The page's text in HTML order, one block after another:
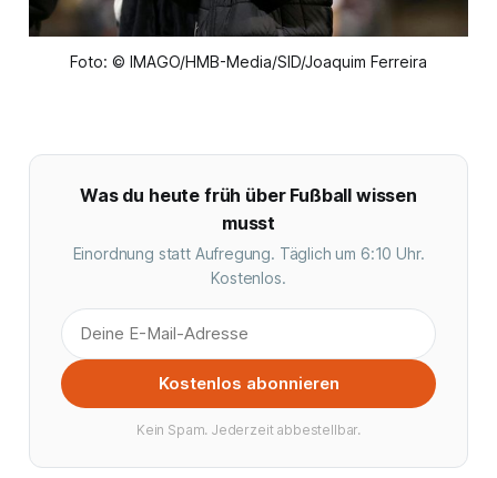
Foto: © IMAGO/HMB-Media/SID/Joaquim Ferreira
Was du heute früh über Fußball wissen
musst
Einordnung statt Aufregung. Täglich um 6:10 Uhr.
Kostenlos.
Kostenlos abonnieren
Kein Spam. Jederzeit abbestellbar.